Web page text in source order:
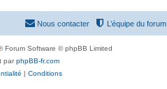
L’équipe du forum
Nous contacter
Forum Software © phpBB Limited
parphpBB-fr.com
| Conditions